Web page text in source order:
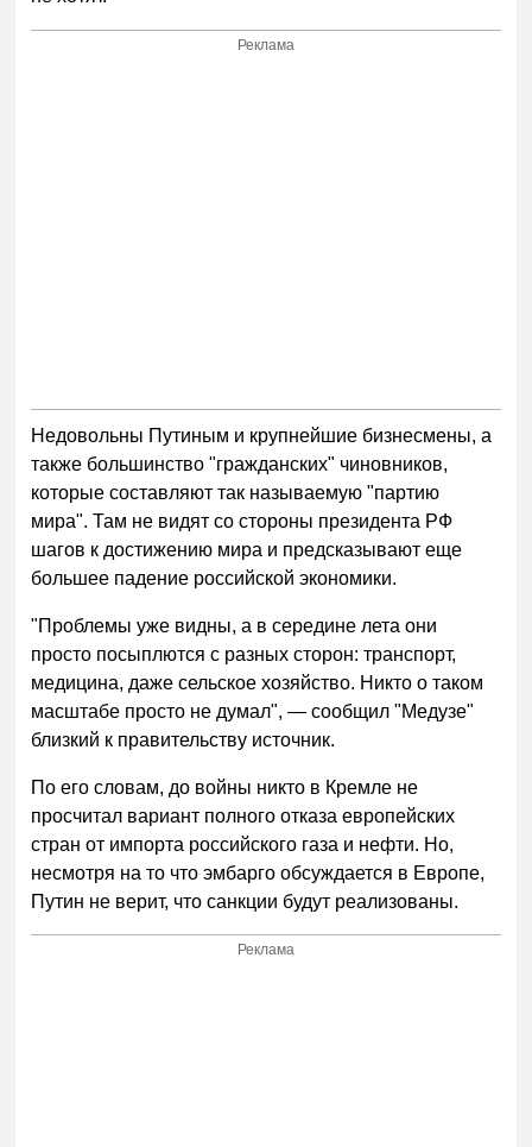
Реклама
Недовольны Путиным и крупнейшие бизнесмены, а
также большинство "гражданских" чиновников,
которые составляют так называемую "партию
мира". Там не видят со стороны президента РФ
шагов к достижению мира и предсказывают еще
большее падение российской экономики.
"Проблемы уже видны, а в середине лета они
просто посыплются с разных сторон: транспорт,
медицина, даже сельское хозяйство. Никто о таком
масштабе просто не думал", — сообщил "Медузе"
близкий к правительству источник.
По его словам, до войны никто в Кремле не
просчитал вариант полного отказа европейских
стран от импорта российского газа и нефти. Но,
несмотря на то что эмбарго обсуждается в Европе,
Путин не верит, что санкции будут реализованы.
Реклама